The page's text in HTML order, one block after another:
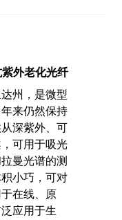
外老化光纤
州，是微型
来仍然保持
深紫外、可
可用于吸光
曼光谱的测
小巧，可对
在线、原
应用于生